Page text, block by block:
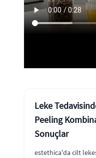
Leke
Peeling
Sonuçlar
estethica'da cilt